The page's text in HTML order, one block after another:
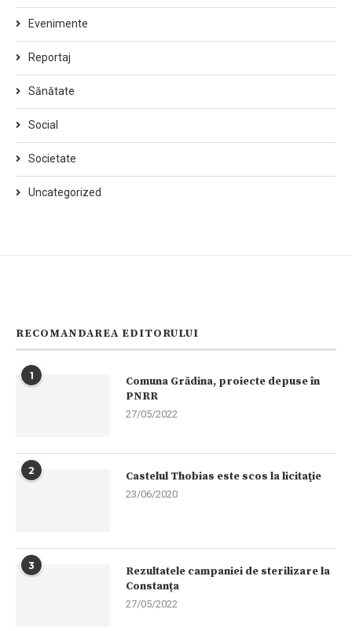
Evenimente
Reportaj
Sănătate
Social
Societate
Uncategorized
RECOMANDAREA EDITORULUI
1
Comuna Grădina, proiecte depuse în
PNRR
27/05/2022
2 Castelul Thobias este scos la licitaţie
23/06/2020
3
Rezultatele campaniei de sterilizare la
Constanța
27/05/2022